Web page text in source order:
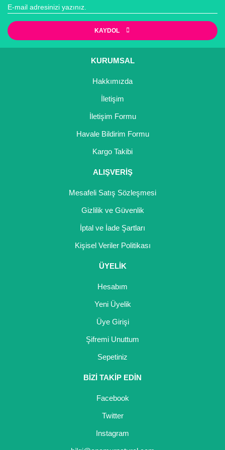
KAYDOL
KURUMSAL
Hakkımızda
İletişim
İletişim Formu
Havale Bildirim Formu
Kargo Takibi
ALIŞVERİŞ
Mesafeli Satış Sözleşmesi
Gizlilik ve Güvenlik
İptal ve İade Şartları
Kişisel Veriler Politikası
ÜYELİK
Hesabım
Yeni Üyelik
Üye Girişi
Şifremi Unuttum
Sepetiniz
BİZİ TAKİP EDİN
Facebook
Twitter
Instagram